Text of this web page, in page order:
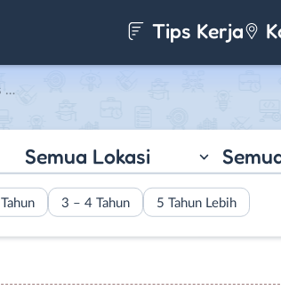
Tips Kerja
Semua Lokasi
3 – 4 Tahun 5 Tahun Lebih